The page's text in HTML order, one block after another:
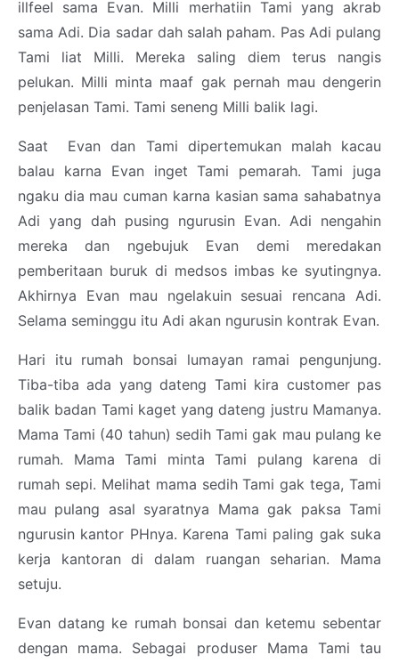
illfeel sama Evan. Milli merhatiin Tami yang akrab
sama Adi. Dia sadar dah salah paham. Pas Adi pulang
Tami liat Milli. Mereka saling diem terus nangis
pelukan. Milli minta maaf gak pernah mau dengerin
penjelasan Tami. Tami seneng Milli balik lagi.
Saat Evan dan Tami dipertemukan malah kacau
balau karna Evan inget Tami pemarah. Tami juga
ngaku dia mau cuman karna kasian sama sahabatnya
Adi yang dah pusing ngurusin Evan. Adi nengahin
mereka dan ngebujuk Evan demi meredakan
pemberitaan buruk di medsos imbas ke syutingnya.
Akhirnya Evan mau ngelakuin sesuai rencana Adi.
Selama seminggu itu Adi akan ngurusin kontrak Evan.
Hari itu rumah bonsai lumayan ramai pengunjung.
Tiba-tiba ada yang dateng Tami kira customer pas
balik badan Tami kaget yang dateng justru Mamanya.
Mama Tami (40 tahun) sedih Tami gak mau pulang ke
rumah. Mama Tami minta Tami pulang karena di
rumah sepi. Melihat mama sedih Tami gak tega, Tami
mau pulang asal syaratnya Mama gak paksa Tami
ngurusin kantor PHnya. Karena Tami paling gak suka
kerja kantoran di dalam ruangan seharian. Mama
setuju.
Evan datang ke rumah bonsai dan ketemu sebentar
dengan mama. Sebagai produser Mama Tami tau